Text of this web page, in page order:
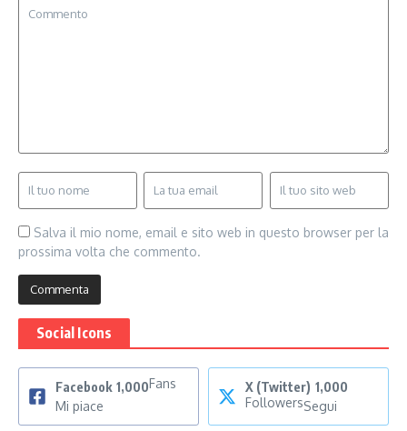
Salva il mio nome, email e sito web in questo browser per la
prossima volta che commento.
Social Icons
Facebook 1,000Fans
Mi piace
X (Twitter) 1,000
FollowersSegui